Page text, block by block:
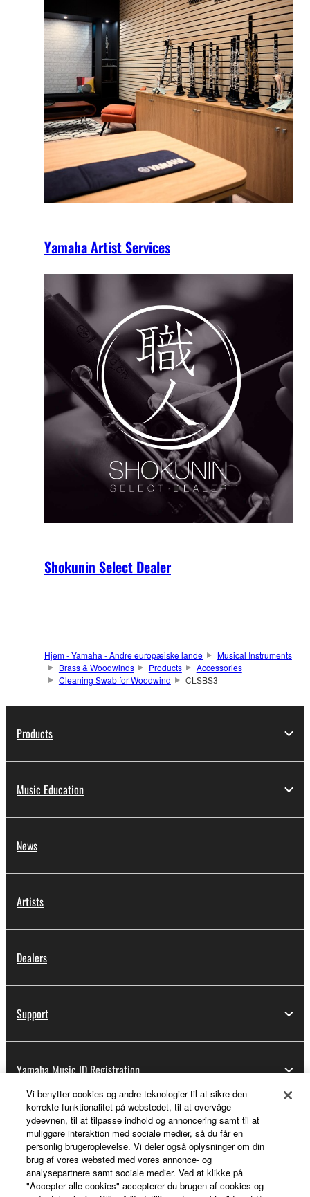
Yamaha Artist Services
Shokunin Select Dealer
Hjem - Yamaha - Andre europæiske lande
Musical Instruments
Brass & Woodwinds
Products
Accessories
Cleaning Swab for Woodwind
CLSBS3
Products
Music Education
News
Artists
Dealers
Support
Yamaha Music ID Registration
About Yamaha
Danmark - English
Vi benytter cookies og andre teknologier til at sikre den
korrekte funktionalitet på webstedet, til at overvåge
ydeevnen, til at tilpasse indhold og annoncering samt til at
muliggøre interaktion med sociale medier, så du får en
personlig brugeroplevelse. Vi deler også oplysninger om din
brug af vores websted med vores annonce- og
analysepartnere samt sociale medier. Ved at klikke på
"Accepter alle cookies" accepterer du brugen af cookies og